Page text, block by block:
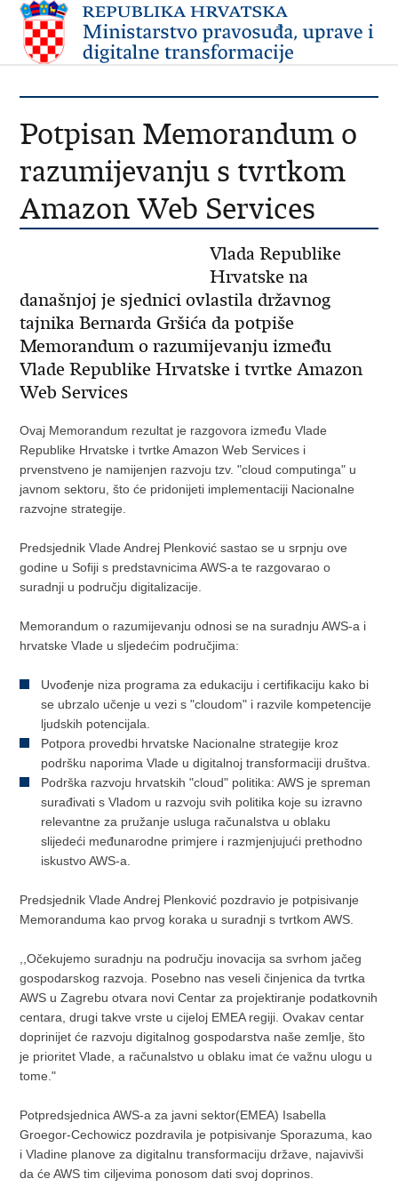
Potpisan Memorandum o
razumijevanju s tvrtkom
Amazon Web Services
Vlada Republike
Hrvatske na
današnjoj je sjednici ovlastila državnog
tajnika Bernarda Gršića da potpiše
Memorandum o razumijevanju između
Vlade Republike Hrvatske i tvrtke Amazon
Web Services
Ovaj Memorandum rezultat je razgovora između Vlade
Republike Hrvatske i tvrtke Amazon Web Services i
prvenstveno je namijenjen razvoju tzv. "cloud computinga" u
javnom sektoru, što će pridonijeti implementaciji Nacionalne
razvojne strategije.
Predsjednik Vlade Andrej Plenković sastao se u srpnju ove
godine u Sofiji s predstavnicima AWS-a te razgovarao o
suradnji u području digitalizacije.
Memorandum o razumijevanju odnosi se na suradnju AWS-a i
hrvatske Vlade u sljedećim područjima:
Uvođenje niza programa za edukaciju i certifikaciju kako bi
se ubrzalo učenje u vezi s "cloudom" i razvile kompetencije
ljudskih potencijala.
Potpora provedbi hrvatske Nacionalne strategije kroz
podršku naporima Vlade u digitalnoj transformaciji društva.
Podrška razvoju hrvatskih "cloud" politika: AWS je spreman
surađivati s Vladom u razvoju svih politika koje su izravno
relevantne za pružanje usluga računalstva u oblaku
slijedeći međunarodne primjere i razmjenjujući prethodno
iskustvo AWS-a.
Predsjednik Vlade Andrej Plenković pozdravio je potpisivanje
Memoranduma kao prvog koraka u suradnji s tvrtkom AWS.
,,Očekujemo suradnju na području inovacija sa svrhom jačeg
gospodarskog razvoja. Posebno nas veseli činjenica da tvrtka
AWS u Zagrebu otvara novi Centar za projektiranje podatkovnih
centara, drugi takve vrste u cijeloj EMEA regiji. Ovakav centar
doprinijet će razvoju digitalnog gospodarstva naše zemlje, što
je prioritet Vlade, a računalstvo u oblaku imat će važnu ulogu u
tome."
Potpredsjednica AWS-a za javni sektor(EMEA) Isabella
Groegor-Cechowicz pozdravila je potpisivanje Sporazuma, kao
i Vladine planove za digitalnu transformaciju države, najavivši
da će AWS tim ciljevima ponosom dati svoj doprinos.